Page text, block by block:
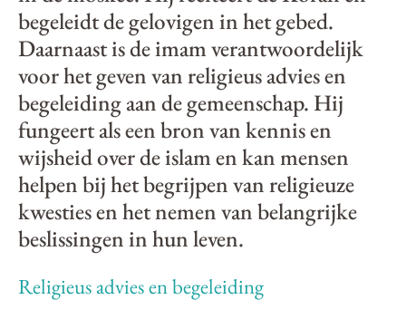
begeleidt de gelovigen in het gebed.
Daarnaast is de imam verantwoordelijk
voor het geven van religieus advies en
begeleiding aan de gemeenschap. Hij
fungeert als een bron van kennis en
wijsheid over de islam en kan mensen
helpen bij het begrijpen van religieuze
kwesties en het nemen van belangrijke
beslissingen in hun leven.
Religieus advies en begeleiding